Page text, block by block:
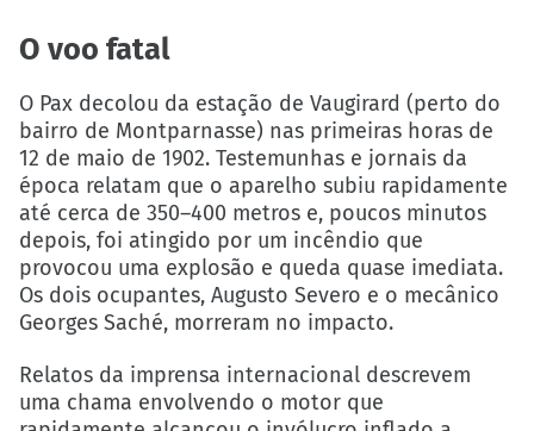
O voo fatal
O Pax decolou da estação de Vaugirard (perto do
bairro de Montparnasse) nas primeiras horas de
12 de maio de 1902. Testemunhas e jornais da
época relatam que o aparelho subiu rapidamente
até cerca de 350–400 metros e, poucos minutos
depois, foi atingido por um incêndio que
provocou uma explosão e queda quase imediata.
Os dois ocupantes, Augusto Severo e o mecânico
Georges Saché, morreram no impacto.
Relatos da imprensa internacional descrevem
uma chama envolvendo o motor que